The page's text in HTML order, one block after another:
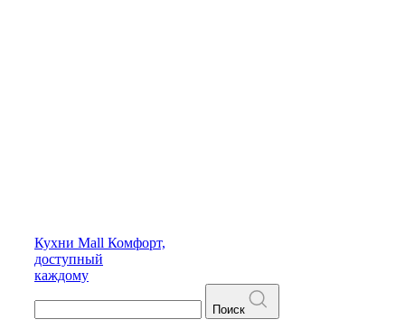
Кухни Mall Комфорт,
доступный
каждому
Поиск